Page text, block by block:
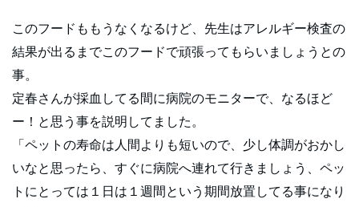
このフードももうなくなるけど、先生はアレルギー検査の
結果が出るまでこのフードで頑張ってもらいましょうとの
事。
定春さんが採血してる間に病院のモニターで、なるほど
ー！と思う事を説明してました。
「ペットの寿命は人間よりも短いので、少し体調がおかし
いなと思ったら、すぐに病院へ連れて行きましょう、ペッ
トにとっては１日は１週間という期間放置してる事になり